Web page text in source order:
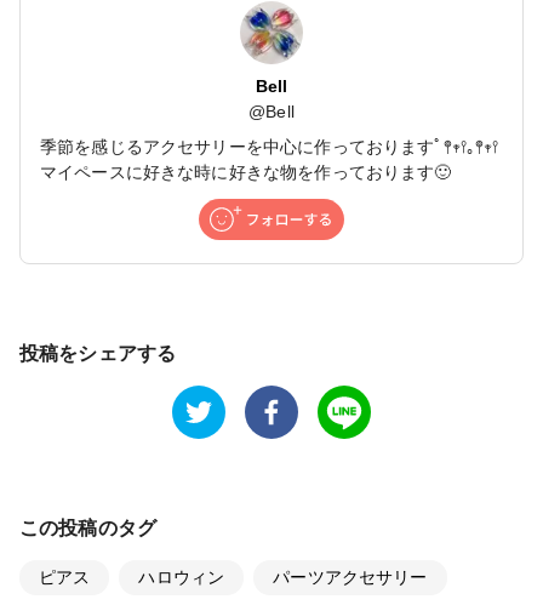
Bell
@Bell
季節を感じるアクセサリーを中心に作っておりますﾟ𖤣𖥧𖥣｡𖤣𖥧𖥣
マイペースに好きな時に好きな物を作っております🙂
投稿をシェアする
この投稿のタグ
ピアス ハロウィン パーツアクセサリー